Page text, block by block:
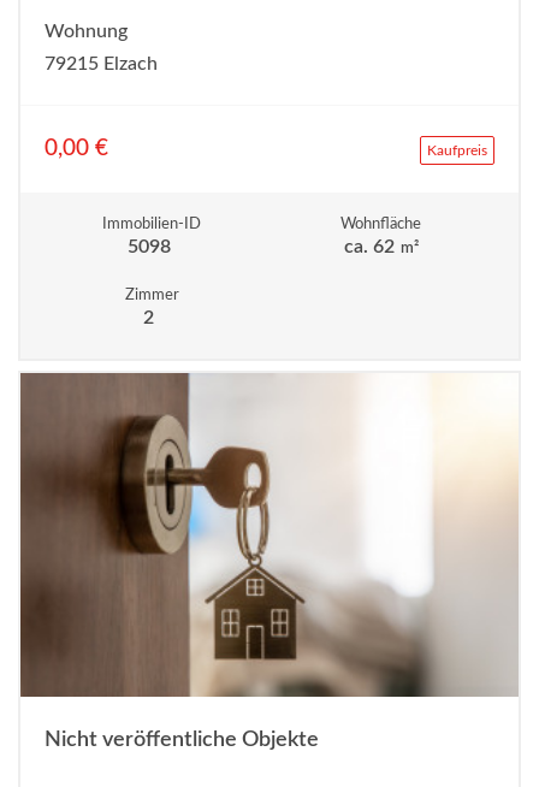
Wohnung
79215 Elzach
0,00 € Kaufpreis
Immobilien-ID
5098
Wohnfläche
ca. 62 m²
Zimmer
2
Nicht veröffentliche Objekte